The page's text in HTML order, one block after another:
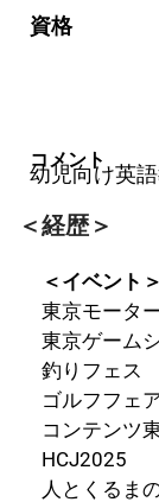
資格
コメント
幼児向け英
＜経歴＞
＜イベント＞
東京モータ
東京ゲーム
釣りフェス
ゴルフフェ
コンテンツ
HCJ2025
人とくるま